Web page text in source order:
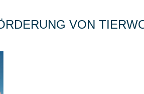
VON